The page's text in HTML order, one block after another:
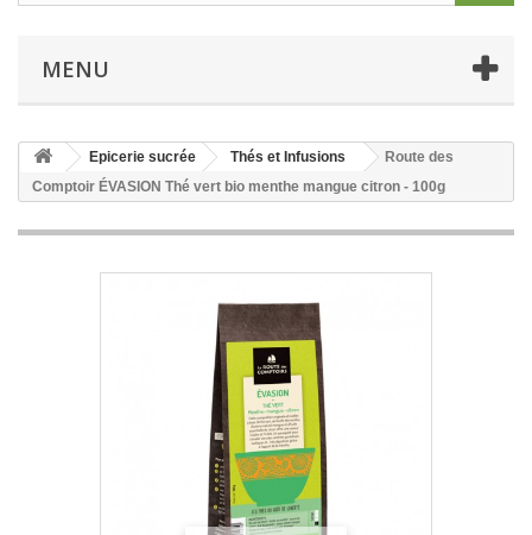
MENU
Epicerie sucrée Thés et Infusions
Route des
Comptoir ÉVASION Thé vert bio menthe mangue citron - 100g